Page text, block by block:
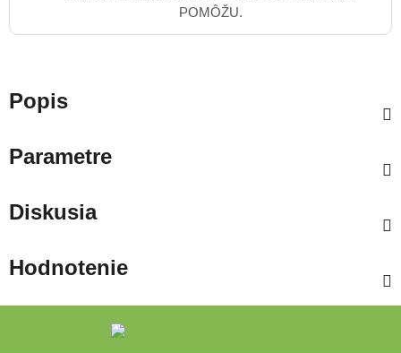
POMÔŽU.
Popis
Parametre
Diskusia
Hodnotenie